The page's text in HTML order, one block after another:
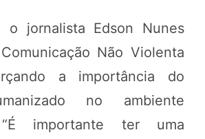
o jornalista Edson Nunes
Não Violenta
a importância do
no ambiente
“É importante ter uma